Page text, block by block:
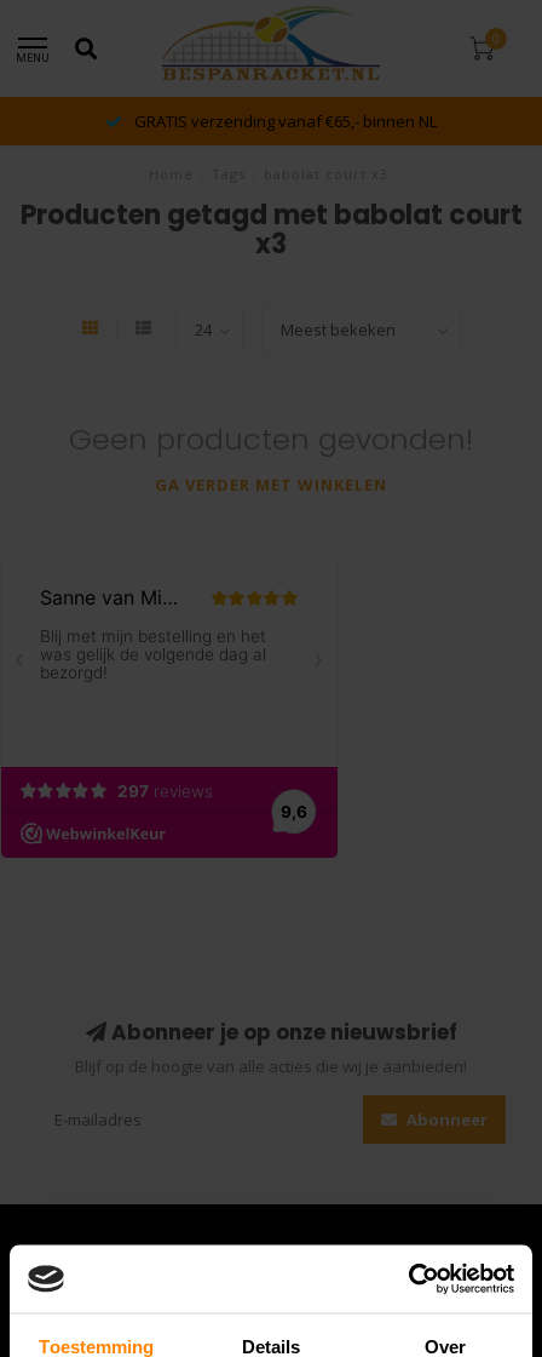
Toestemming Details Over
MENU
0
GRATIS verzending vanaf €65,- binnen NL
Producten getagd met babolat court
x3
Geen producten gevonden!
GA VERDER MET WINKELEN
Abonneer je op onze nieuwsbrief
Blijf op de hoogte van alle acties die wij je aanbieden!
Abonneer